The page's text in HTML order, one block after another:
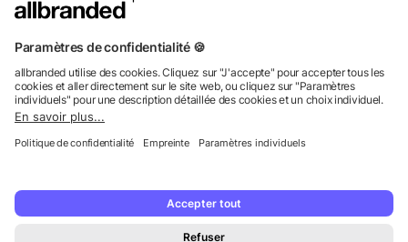
Nous commercialisons nos objets publicitaires et articles
non aux personnes privées.